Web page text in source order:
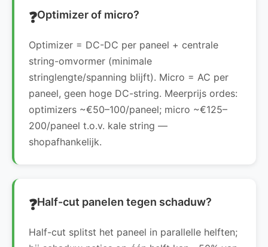
Optimizer of micro?
Optimizer = DC-DC per paneel + centrale
string-omvormer (minimale
stringlengte/spanning blijft). Micro = AC per
paneel, geen hoge DC-string. Meerprijs ordes:
optimizers ~€50–100/paneel; micro ~€125–
200/paneel t.o.v. kale string —
shopafhankelijk.
Half-cut panelen tegen schaduw?
Half-cut splitst het paneel in parallelle helften;